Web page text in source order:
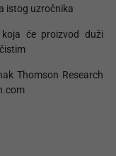
istog uzročnika
će proizvod duži
Thomson Research